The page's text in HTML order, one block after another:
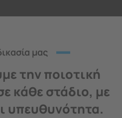
μας
την ποιοτική
κάθε στάδιο, με
υπευθυνότητα.